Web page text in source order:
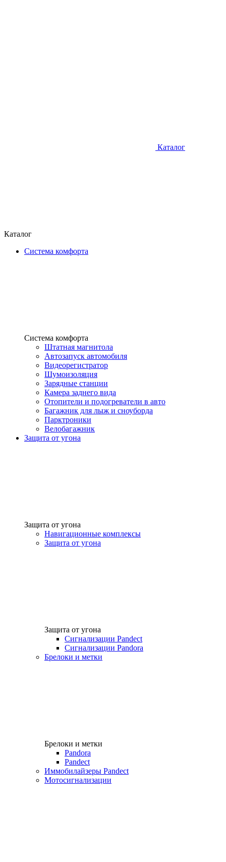
Каталог
Каталог
Система комфорта
Система комфорта
Штатная магнитола
Автозапуск автомобиля
Видеорегистратор
Шумоизоляция
Зарядные станции
Камера заднего вида
Отопители и подогреватели в авто
Багажник для лыж и сноуборда
Парктроники
Велобагажник
Защита от угона
Защита от угона
Навигационные комплексы
Защита от угона
Защита от угона
Сигнализации Pandect
Сигнализации Pandora
Брелоки и метки
Брелоки и метки
Pandora
Pandect
Иммобилайзеры Pandect
Мотосигнализации